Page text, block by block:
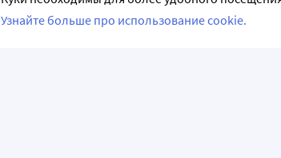
Узнайте больше про использование cookie.